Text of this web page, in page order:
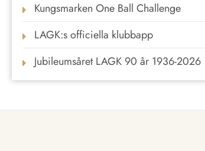
Kungsmarken One Ball Challenge
LAGK:s officiella klubbapp
Jubileumsåret LAGK 90 år 1936-2026